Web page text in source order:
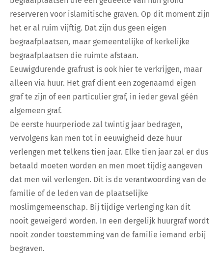
reserveren voor islamitische graven. Op dit moment zijn
het er al ruim vijftig. Dat zijn dus geen eigen
begraafplaatsen, maar gemeentelijke of kerkelijke
begraafplaatsen die ruimte afstaan.
Eeuwigdurende grafrust is ook hier te verkrijgen, maar
alleen via huur. Het graf dient een zogenaamd eigen
graf te zijn of een particulier graf, in ieder geval géén
algemeen graf.
De eerste huurperiode zal twintig jaar bedragen,
vervolgens kan men tot in eeuwigheid deze huur
verlengen met telkens tien jaar. Elke tien jaar zal er dus
betaald moeten worden en men moet tijdig aangeven
dat men wil verlengen. Dit is de verantwoording van de
familie of de leden van de plaatselijke
moslimgemeenschap. Bij tijdige verlenging kan dit
nooit geweigerd worden. In een dergelijk huurgraf wordt
nooit zonder toestemming van de familie iemand erbij
begraven.